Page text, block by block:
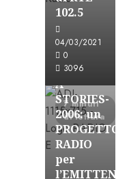
102.5
04/03/2021
0
3096
7 minuti
di lettura
Formazione
FREE
A-
STORIES-
2006: un
PROGETTO
RADIO
per